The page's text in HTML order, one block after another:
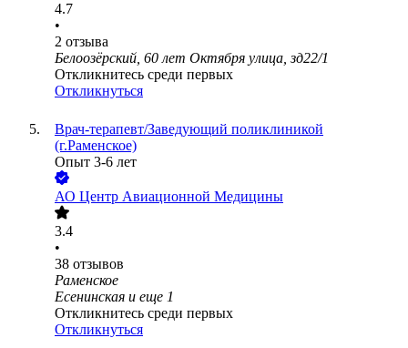
4.7
•
2 отзыва
Белоозёрский, 60 лет Октября улица, зд22/1
Откликнитесь среди первых
Откликнуться
Врач-терапевт/Заведующий поликлиникой
(г.Раменское)
Опыт 3-6 лет
АО Центр Авиационной Медицины
3.4
•
38 отзывов
Раменское
Есенинская и еще 1
Откликнитесь среди первых
Откликнуться